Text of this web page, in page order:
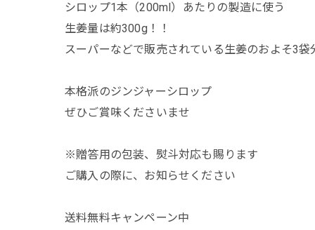
シロップ1本（200ml）あたりの製造に使う
生姜量は約300g！！
スーパーなどで販売されている生姜のおよそ3袋
︎︎本格派のジンジャーシロップ
ぜひご賞味くださいませ
※贈答用の包装、熨斗対応も賜ります
ご購入の際に、お知らせください
送料無料キャンペーン中